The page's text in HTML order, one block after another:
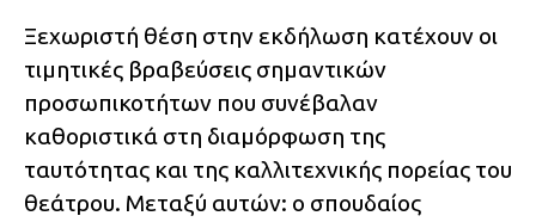
Ξεχωριστή θέση στην εκδήλωση κατέχουν οι
τιμητικές βραβεύσεις σημαντικών
προσωπικοτήτων που συνέβαλαν
καθοριστικά στη διαμόρφωση της
ταυτότητας και της καλλιτεχνικής πορείας του
θεάτρου. Μεταξύ αυτών: ο σπουδαίος